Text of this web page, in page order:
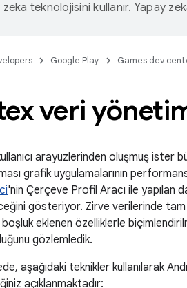
teknolojisini kullanır. Yapay
Google Play Games dev
veri
arayüzlerinden oluşmuş ister
grafik uygulamalarının
'nin Çerçeve Profil Aracı ile
gösteriyor. Zirve verilerinde
eklenen özelliklerle
gözlemledik.
aşağıdaki teknikler kullanılarak
açıklanmaktadır: